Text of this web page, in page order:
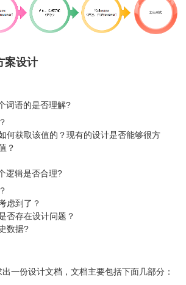
案设计
词语的是否理解?
何获取该值的？现有的设计是否能够很方
？
逻辑是否合理?
虑到了？
否存在设计问题？
数据?
一份设计文档，文档主要包括下面几部分：